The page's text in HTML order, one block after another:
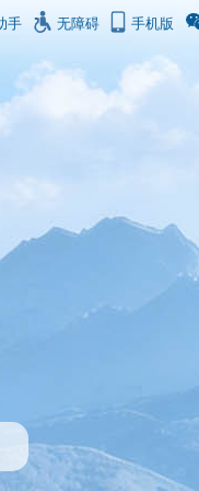
手 无障碍 手机版